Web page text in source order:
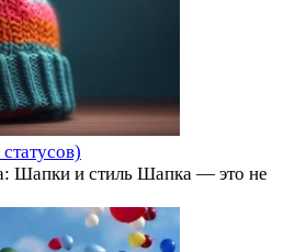
Шапки и стиль Шапка — это не